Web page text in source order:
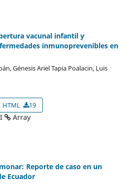
vacunal infantil y
inmunoprevenibles en
Génesis Ariel Tapia Poalacin, Luis
HTML 19
Array
Reporte de caso en un
Ecuador